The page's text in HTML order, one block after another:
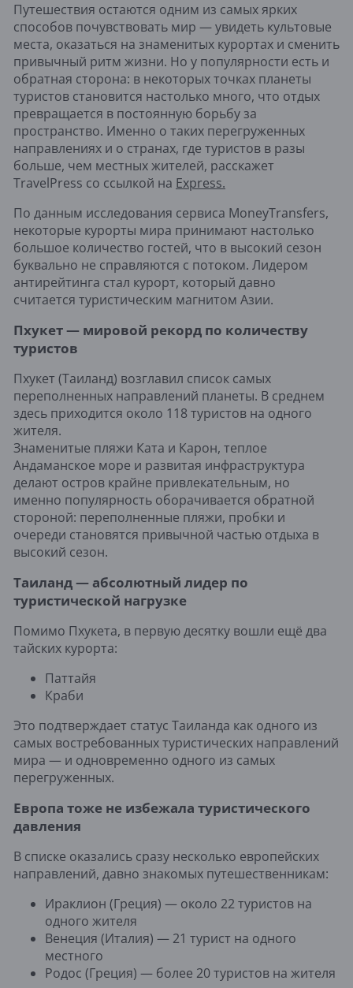
Путешествия остаются одним из самых ярких
способов почувствовать мир — увидеть культовые
места, оказаться на знаменитых курортах и сменить
привычный ритм жизни. Но у популярности есть и
обратная сторона: в некоторых точках планеты
туристов становится настолько много, что отдых
превращается в постоянную борьбу за
пространство. Именно о таких перегруженных
направлениях и о странах, где туристов в разы
больше, чем местных жителей, расскажет
TravelPress со ссылкой на Express.
По данным исследования сервиса MoneyTransfers,
некоторые курорты мира принимают настолько
большое количество гостей, что в высокий сезон
буквально не справляются с потоком. Лидером
антирейтинга стал курорт, который давно
считается туристическим магнитом Азии.
Пхукет — мировой рекорд по количеству
туристов
Пхукет (Таиланд) возглавил список самых
переполненных направлений планеты. В среднем
здесь приходится около 118 туристов на одного
жителя.
Знаменитые пляжи Ката и Карон, теплое
Андаманское море и развитая инфраструктура
делают остров крайне привлекательным, но
именно популярность оборачивается обратной
стороной: переполненные пляжи, пробки и
очереди становятся привычной частью отдыха в
высокий сезон.
Таиланд — абсолютный лидер по
туристической нагрузке
Помимо Пхукета, в первую десятку вошли ещё два
тайских курорта:
Паттайя
Краби
Это подтверждает статус Таиланда как одного из
самых востребованных туристических направлений
мира — и одновременно одного из самых
перегруженных.
Европа тоже не избежала туристического
давления
В списке оказались сразу несколько европейских
направлений, давно знакомых путешественникам:
Ираклион (Греция) — около 22 туристов на
одного жителя
Венеция (Италия) — 21 турист на одного
местного
Родос (Греция) — более 20 туристов на жителя